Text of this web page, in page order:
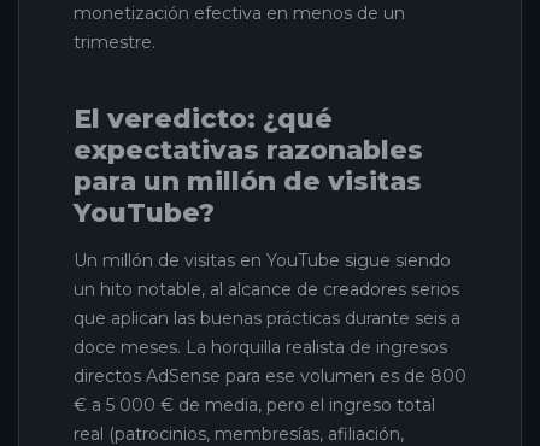
monetización efectiva en menos de un
trimestre.
El veredicto: ¿qué
expectativas razonables
para un millón de visitas
YouTube?
Un millón de visitas en YouTube sigue siendo
un hito notable, al alcance de creadores serios
que aplican las buenas prácticas durante seis a
doce meses. La horquilla realista de ingresos
directos AdSense para ese volumen es de 800
€ a 5 000 € de media, pero el ingreso total
real (patrocinios, membresías, afiliación,